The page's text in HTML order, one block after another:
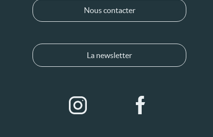
Nous contacter
La newsletter